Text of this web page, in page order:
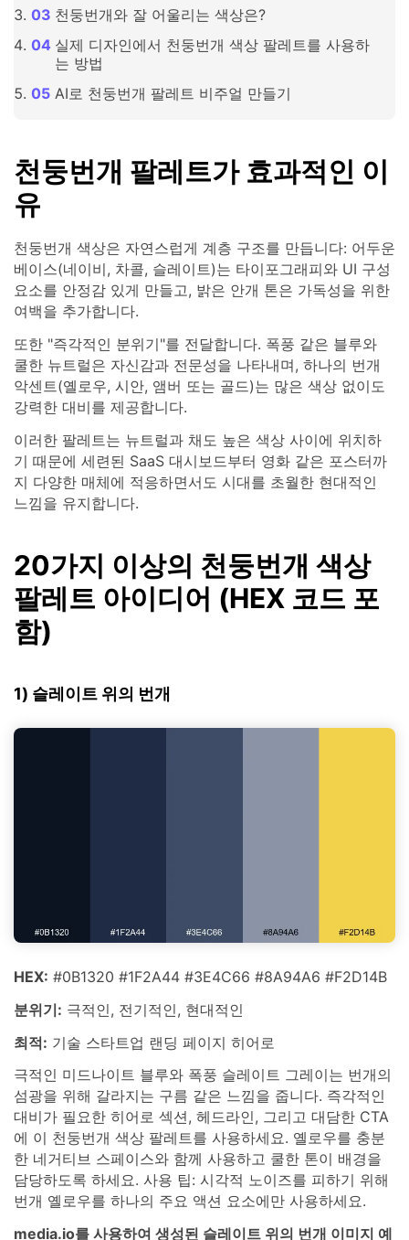
천둥번개와 잘 어울리는 색상은?
실제 디자인에서 천둥번개 색상 팔레트를 사용하
는 방법
AI로 천둥번개 팔레트 비주얼 만들기
천둥번개 팔레트가 효과적인 이
유
천둥번개 색상은 자연스럽게 계층 구조를 만듭니다: 어두운
베이스(네이비, 차콜, 슬레이트)는 타이포그래피와 UI 구성
요소를 안정감 있게 만들고, 밝은 안개 톤은 가독성을 위한
여백을 추가합니다.
또한 "즉각적인 분위기"를 전달합니다. 폭풍 같은 블루와
쿨한 뉴트럴은 자신감과 전문성을 나타내며, 하나의 번개
악센트(옐로우, 시안, 앰버 또는 골드)는 많은 색상 없이도
강력한 대비를 제공합니다.
이러한 팔레트는 뉴트럴과 채도 높은 색상 사이에 위치하
기 때문에 세련된 SaaS 대시보드부터 영화 같은 포스터까
지 다양한 매체에 적응하면서도 시대를 초월한 현대적인
느낌을 유지합니다.
20가지 이상의 천둥번개 색상
팔레트 아이디어 (HEX 코드 포
함)
1) 슬레이트 위의 번개
HEX: #0B1320 #1F2A44 #3E4C66 #8A94A6 #F2D14B
분위기: 극적인, 전기적인, 현대적인
최적: 기술 스타트업 랜딩 페이지 히어로
극적인 미드나이트 블루와 폭풍 슬레이트 그레이는 번개의
섬광을 위해 갈라지는 구름 같은 느낌을 줍니다. 즉각적인
대비가 필요한 히어로 섹션, 헤드라인, 그리고 대담한 CTA
에 이 천둥번개 색상 팔레트를 사용하세요. 옐로우를 충분
한 네거티브 스페이스와 함께 사용하고 쿨한 톤이 배경을
담당하도록 하세요. 사용 팁: 시각적 노이즈를 피하기 위해
번개 옐로우를 하나의 주요 액션 요소에만 사용하세요.
media.io를 사용하여 생성된 슬레이트 위의 번개 이미지 예